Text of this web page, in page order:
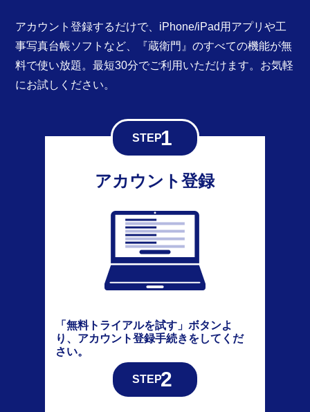
アカウント登録するだけで、iPhone/iPad用アプリや工
事写真台帳ソフトなど、『蔵衛門』のすべての機能が無
料で使い放題。最短30分でご利用いただけます。お気軽
にお試しください。
アカウント登録
「無料トライアルを試す」ボタンよ
り、アカウント登録手続きをしてくだ
さい。